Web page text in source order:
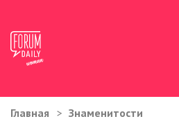
Главная Знаменитости